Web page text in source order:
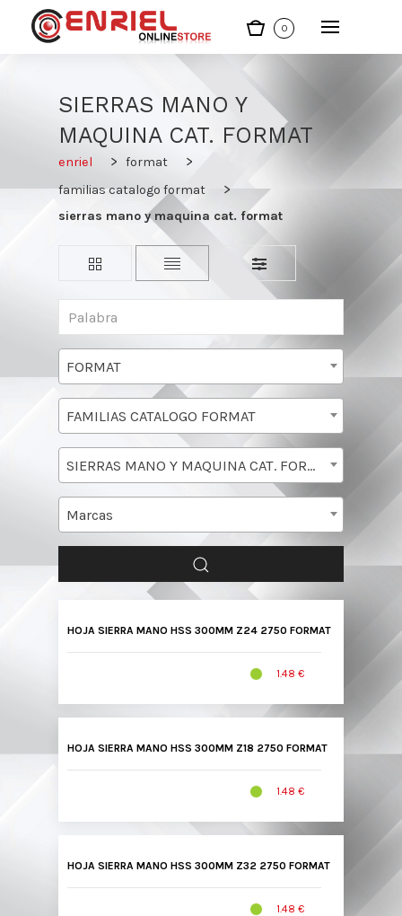
0
SIERRAS MANO Y
MAQUINA CAT. FORMAT
enriel
format
familias catalogo format
sierras mano y maquina cat. format
FORMAT
FAMILIAS CATALOGO FORMAT
SIERRAS MANO Y MAQUINA CAT. FORMAT
Marcas
HOJA SIERRA MANO HSS 300MM Z24 2750 FORMAT
1.48 €
HOJA SIERRA MANO HSS 300MM Z18 2750 FORMAT
1.48 €
HOJA SIERRA MANO HSS 300MM Z32 2750 FORMAT
1.48 €